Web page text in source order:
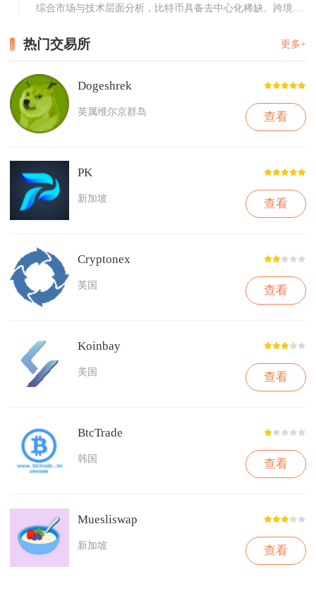
综合市场与技术层面分析，比特币具备去中心化稀缺、跨境转
热门交易所 更多+
Dogeshrek
英属维尔京群岛 查看
PK
新加坡 查看
Cryptonex
英国 查看
Koinbay
美国 查看
BtcTrade
韩国 查看
Muesliswap
新加坡 查看